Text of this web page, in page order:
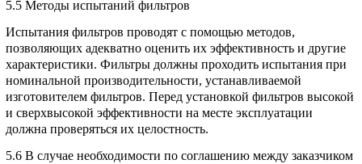
5.5 Методы испытаний фильтров
Испытания фильтров проводят с помощью методов,
позволяющих адекватно оценить их эффективность и другие
характеристики. Фильтры должны проходить испытания при
номинальной производительности, устанавливаемой
изготовителем фильтров. Перед установкой фильтров высокой
и сверхвысокой эффективности на месте эксплуатации
должна проверяться их целостность.
5.6 В случае необходимости по соглашению между заказчиком